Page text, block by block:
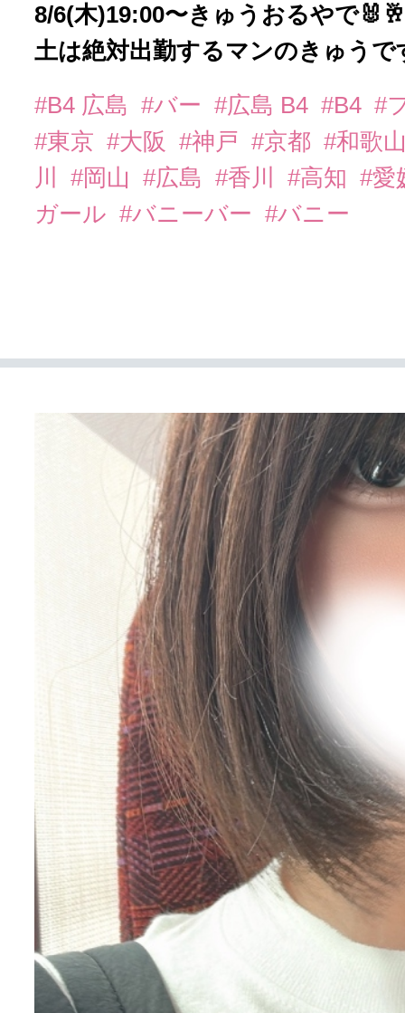
8/6(木)19:00〜きゅうおるやで
土は絶対出勤するマンのきゅうで
#B4 広島 #バー #広島 B4 #B4 #
#東京 #大阪 #神戸 #京都 #和歌
川
#岡山 #広島 #香川 #高知 #愛
ガール #バニーバー #バニー